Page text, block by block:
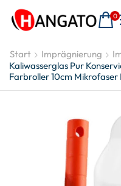
0
Start Imprägnierung
Kaliwasserglas Pur
Farbroller 10cm Mikrofaser